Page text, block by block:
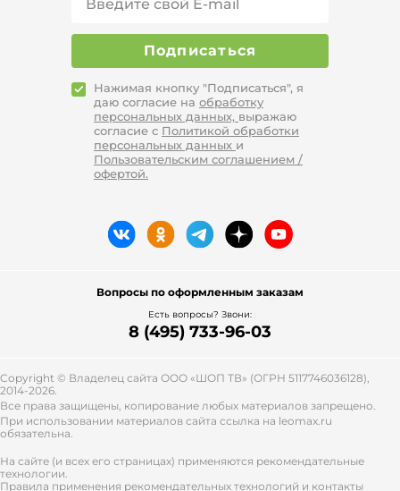
Подписаться
Нажимая кнопку "Подписаться", я
даю согласие на обработку
персональных данных, выражаю
согласие с Политикой обработки
персональных данных и
Пользовательским соглашением /
офертой.
Вопросы по оформленным заказам
Есть вопросы? Звони:
8 (495) 733-96-03
Copyright © Владелец сайта ООО «ШОП ТВ» (ОГРН 5117746036128),
2014-2026.
Все права защищены, копирование любых материалов запрещено.
При использовании материалов сайта ссылка на leomax.ru
обязательна.
На сайте (и всех его страницах) применяются рекомендательные
технологии.
Правила применения рекомендательных технологий и контакты